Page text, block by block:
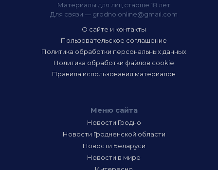
Материалы для лиц старше 18 лет
Для связи — grodno.online@gmail.com
О сайте и контакты
Пользовательское соглашение
Политика обработки персональных данных
Политика обработки файлов cookie
Правила использования материалов
Меню сайта
Новости Гродно
Новости Гродненской области
Новости Беларуси
Новости в мире